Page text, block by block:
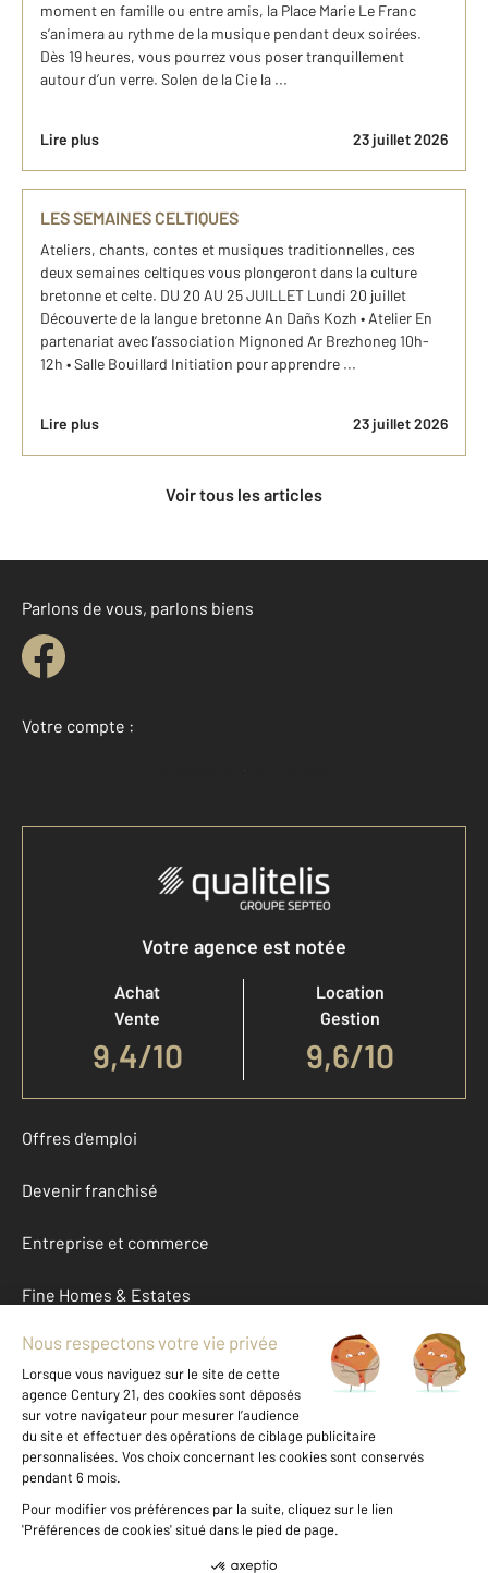
moment en famille ou entre amis, la Place Marie Le Franc
s’animera au rythme de la musique pendant deux soirées.
Dès 19 heures, vous pourrez vous poser tranquillement
autour d’un verre. Solen de la Cie la ...
Lire plus 23 juillet 2026
LES SEMAINES CELTIQUES
Ateliers, chants, contes et musiques traditionnelles, ces
deux semaines celtiques vous plongeront dans la culture
bretonne et celte. DU 20 AU 25 JUILLET Lundi 20 juillet
Découverte de la langue bretonne An Dañs Kozh • Atelier En
partenariat avec l’association Mignoned Ar Brezhoneg 10h-
12h • Salle Bouillard Initiation pour apprendre ...
Lire plus 23 juillet 2026
Voir tous les articles
Parlons de vous, parlons biens
Votre compte :
Accéder à mon compte
Votre agence est notée
Achat
Vente
9,4/10
Location
Gestion
9,6/10
Offres d'emploi
Devenir franchisé
Entreprise et commerce
Fine Homes & Estates
À propos
International
Nous contacter